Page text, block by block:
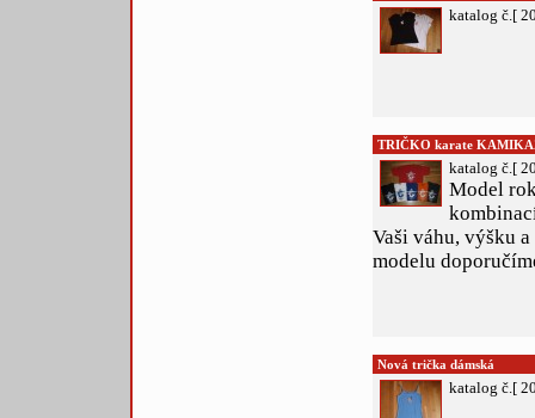
katalog č.[
TRIČKO karate
katalog č.[
Model
Vaši váhu, výšku
modelu
Nová trička dámská
katalog č.[